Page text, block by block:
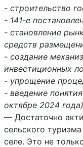
‎- строительство
‎- ‎141-е
‎- становление
средств
‎- создание
инвестиционных
‎- упрощение
‎- введение
октябре 2024
‎‎— Достаточно
сельского
селе. Это не